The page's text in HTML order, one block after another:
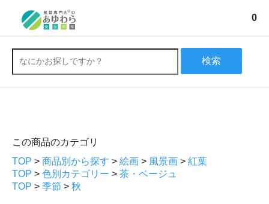
0
検索
この商品のカテゴリ
TOP > 商品別から探す > 絵画 > 風景画 > 紅葉
TOP > 色別カテゴリー > 茶・ベージュ
TOP > 季節 > 秋